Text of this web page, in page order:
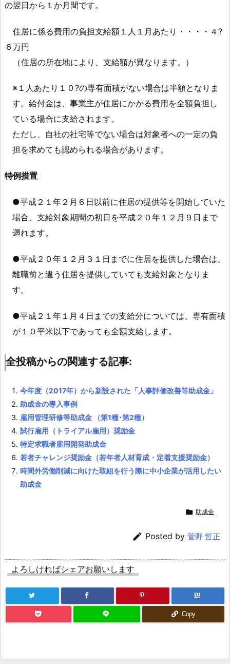
の翌日から１か月間です。
住居に係る費用の負担支給額１人１月あたり・・・・４?
６万円
（住居の所在地により、支給額が異なります。）
※１人あたり１０?の専有面積がない場合は半額となりま
す。給付金は、事業主が住居にかかる費用を全額負担し
ている場合に支給されます。
ただし、自社の社宅等でない場合は対象者への一定の負
担を求めても認められる場合があります。
特例措置
●平成２１年２月６日以前に住居の提供等を開始していた
場合、支給対象期間の初日を平成２０年１２月９日まで
遡れます。
●平成２０年１２月３１日までに住居を提供した場合は、
離職前と違う住居を提供していても支給対象となりま
す。
●平成２１年１月４日までの支給分については、専有面積
が１０平米以下であっても全額支給します。
全投稿からの関連する記事:
今年度（2017年）から新設された「人事評価改善等助成金」
助成金の導入事例
雇用管理研修等助成金 （第1種･第2種）
試行雇用（トライアル雇用）奨励金
特定求職者雇用開発助成金
若者チャレンジ奨励金（若年者人材育成・定着支援奨励金）
時間外労働削減に向けた取組を行う際に中小企業が活用したい
助成金
 助成金
 Posted by 菅野 哲正
よろしければシェアお願いします
B!
Copy